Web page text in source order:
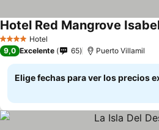
4 EstrellasHotel
Hotel Red Mangrove
9,0 Excelente 65 Puerto Villamil
Elige fechas para ver los precios